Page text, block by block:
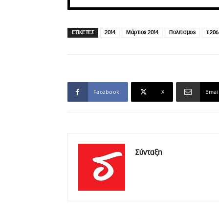
ΕΤΙΚΕΤΕΣ 2014 Μάρτιος 2014 Πολιτισμος τ 206
Facebook X Email
Σύνταξη